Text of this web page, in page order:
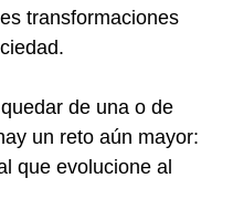
transformaciones
de una o de
un reto aún mayor:
que evolucione al